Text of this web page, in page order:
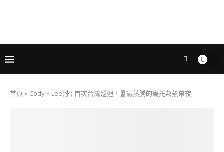
首頁 » Cody・Lee(李) 首次台灣巡迴，暑氣蒸騰的烏托邦熱帶夜